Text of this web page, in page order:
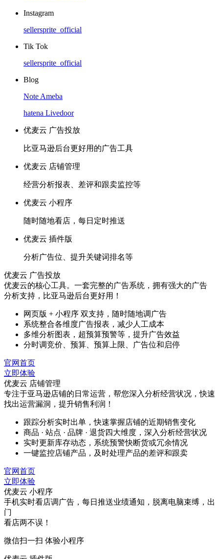
Instagram
sellersprite_official
Tik Tok
sellersprite_official
Blog
Note Ameba
hatena Livedoor
优麦云 广告投放
比亚马逊后台更好用的广告工具
优麦云 店铺管理
经营分析报表、差评和跟卖监控等
优麦云 小程序
随时随地看店，每日定时推送
优麦云 插件版
分析广告位、提升关键词排名等
优麦云 广告投放
优麦云的核心工具。一套完整的广告系统，拥有强大的广告
分析支持，比亚马逊后台更好用！
网页版 + 小程序 双支持，随时随地调广告
系统整合各维度广告报表，减少人工成本
多维分析图表，超预算预警等，提升广告效益
分时调竞价、预算、预算上限、广告位和启停
官网首页
立即体验
优麦云 店铺管理
专注于亚马逊店铺的日常运营，帮您深入分析经营状况，快速
找出运营漏洞，提升销售利润！
跟踪分析实时出单，快速掌握店铺的近期销售变化
商品 · 站点 · 品牌 · 退货四大维度，深入分析经营状况
实时更新库存动态，系统预警快断货或冗余情况
一键监控店铺产品，及时处理产品的差评和跟卖
官网首页
立即体验
优麦云 小程序
手机实时看店调广告，每日推送业绩通知，脱离电脑束缚，出
门
看店两不误！
微信扫一扫 体验小程序